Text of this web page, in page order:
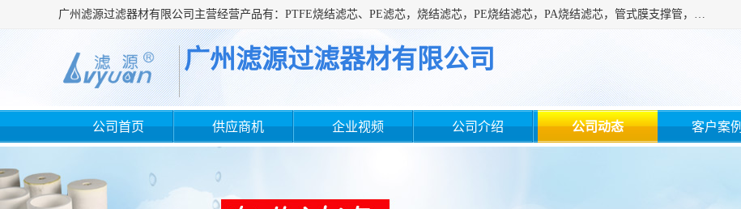
广州滤源过滤器材有限公司主营经营产品有：PTFE烧结滤芯、PE滤芯，烧结滤芯，PE烧结滤芯，PA烧结滤芯，管式膜支撑管，真空上料机滤芯，粉末烧结滤芯，止溢滤芯，吸头滤芯，湿化瓶滤芯、不锈钢烧结滤芯等。公司现拥有一批精干的管理人员和一支高素质的技术队伍，舒适优雅的办公环境和拥有全新现代化标准厂房。
广州滤源过滤器材有限公司
公司首页 供应商机 企业视频 公司介绍 公司动态 客户案